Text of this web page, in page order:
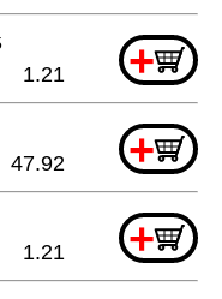
+
1.21
+
47.92
+
1.21